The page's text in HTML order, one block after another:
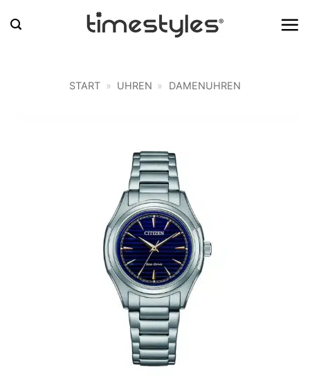
Inhalt
START » UHREN » DAMENUHREN